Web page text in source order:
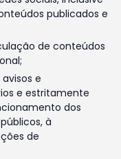
publicados e
de conteúdos
e
e estritamente
dos
à
de